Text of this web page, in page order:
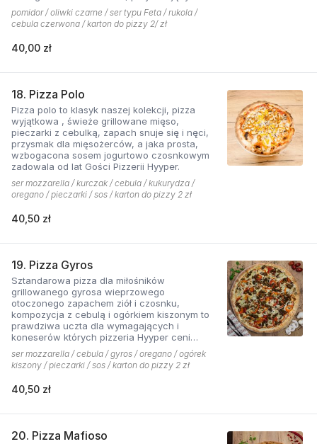
myśl piaszczyste plaże i ciepły klimat - ser
typu feta, którego oryginalny smak doskonale
współgra z przypieczoną czerwoną cebulką,
wyjątkowo greckiego charakteru. Jest to pizza
nie boją się poznawać nowych połączeń.
pomidor / oliwki czarne / ser typu Feta / rukola /
cebula czerwona / karton do pizzy 2/ zł
40,00 zł
18. Pizza Polo
Pizza polo to klasyk naszej kolekcji, pizza
wyjątkowa , świeże grillowane mięso,
pieczarki z cebulką, zapach snuje się i nęci,
przysmak dla mięsożerców, a jaka prosta,
wzbogacona sosem jogurtowo czosnkowym
zadowala od lat Gości Pizzerii Hyyper.
ser mozzarella / kurczak / cebula / kukurydza /
oregano / pieczarki / sos / karton do pizzy 2 zł
40,50 zł
19. Pizza Gyros
Sztandarowa pizza dla miłośników
grillowanego gyrosa wieprzowego
otoczonego zapachem ziół i czosnku,
kompozycja z cebulą i ogórkiem kiszonym to
prawdziwa uczta dla wymagających i
koneserów których pizzeria Hyyper ceni
najbardziej. . Chodzą słuchy, że gyros Hyyper
jest najlepszy w mieście
ser mozzarella / cebula / gyros / oregano / ogórek
kiszony / pieczarki / sos / karton do pizzy 2 zł
40,50 zł
20. Pizza Mafioso